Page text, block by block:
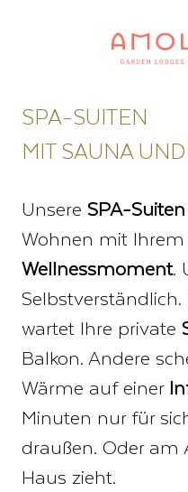
SPA-SUITEN
MIT SAUNA
Unsere SPA-Suiten
Wohnen mit
Wellnessmoment.
wartet Ihre private
Balkon. Andere
Wärme auf einer
Minuten nur für
draußen. Oder am
Haus zieht.